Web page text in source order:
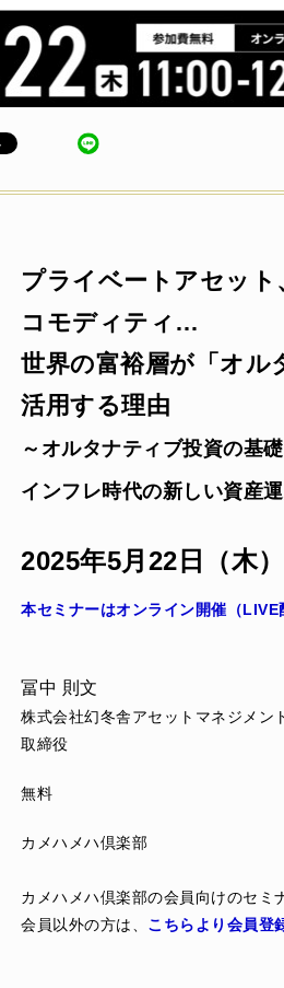
プライベートアセット
コモディティ…
世界の富裕層が「オル
活用する理由
～オルタナティブ投資の基
インフレ時代の新しい資産
2025年5月22日（木
本セミナーはオンライン開催（LIVE
冨中 則文
株式会社幻冬舎アセットマネジメン
取締役
無料
カメハメハ倶楽部
カメハメハ倶楽部の会員向けのセミ
会員以外の方は、 こちらより会員登